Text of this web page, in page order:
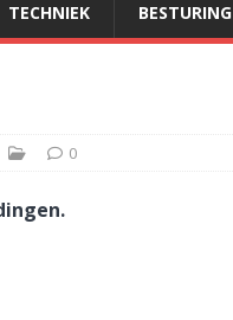
TECHNIEK BESTURING
0